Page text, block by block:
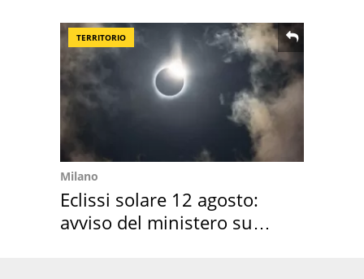
TERRITORIO
Milano
Eclissi solare 12 agosto:
avviso del ministero su